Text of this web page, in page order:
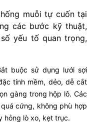
muỗi tự cuốn tại
các bước kỹ thuật,
yếu tố quan trọng,
buộc sử dụng lưới sợi
tính mềm, dẻo, dễ cắt
gàng trong hộp lô. Các
cứng, không phù hợp
hỏng lò xo, kẹt trục.